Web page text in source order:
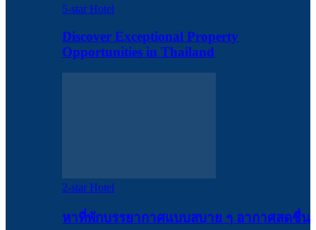
5-star Hotel
Discover Exceptional Property
Opportunities in Thailand
2-star Hotel
หาที่พักบรรยากาศแบบสบาย ๆ อากาศสดชื่น